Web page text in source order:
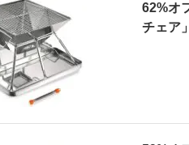
62%オ
チェア